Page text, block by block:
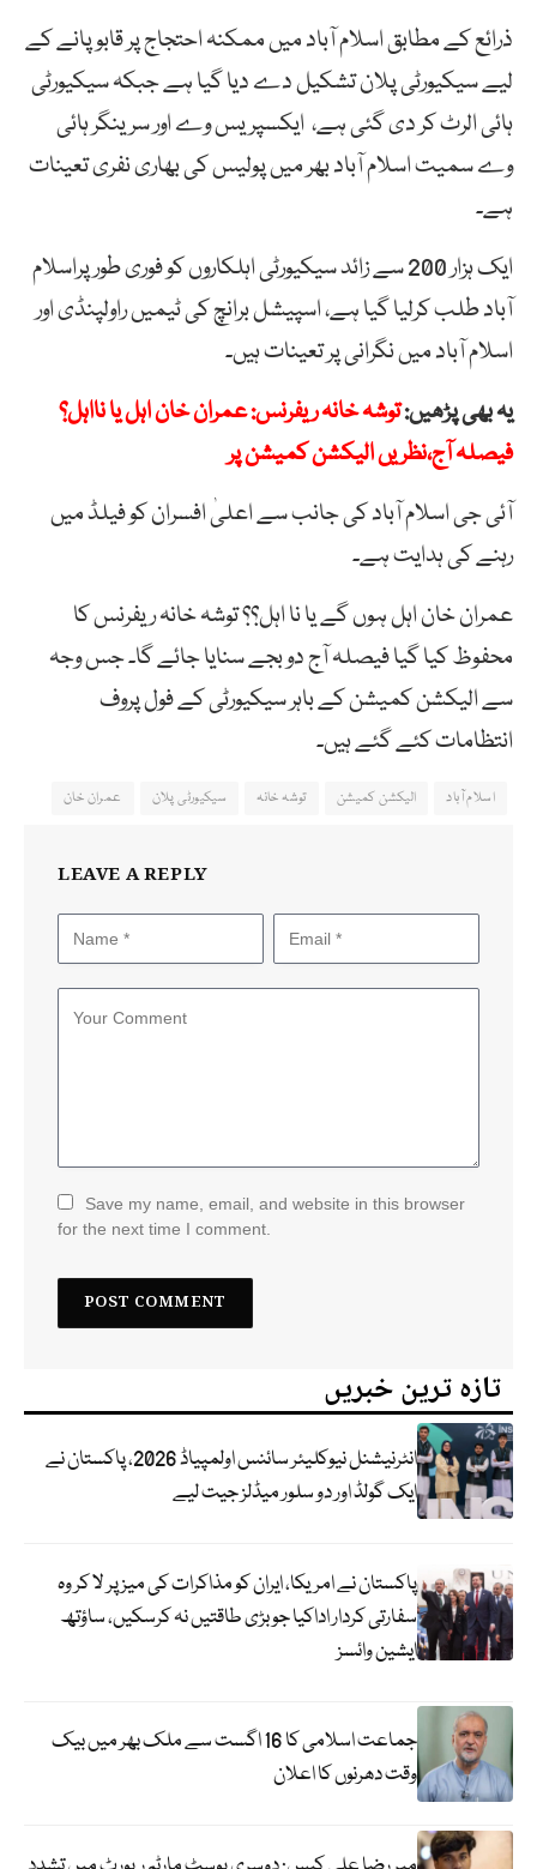
ذرائع کے مطابق اسلام آباد میں ممکنہ احتجاج پر قابو پانے کے
لیے سیکیورٹی پلان تشکیل دے دیا گیا ہے جبکہ سیکیورٹی
ہائی الرٹ کر دی گئی ہے، ایکسپریس وے اور سرینگر ہائی
وے سمیت اسلام آباد بھر میں پولیس کی بھاری نفری تعینات
ہے۔
ایک ہزار 200 سے زائد سیکیورٹی اہلکاروں کو فوری طور پراسلام
آباد طلب کرلیا گیا ہے، اسپیشل برانچ کی ٹیمیں راولپنڈی اور
اسلام آباد میں نگرانی پر تعینات ہیں۔
یہ بھی پڑھیں:توشہ خانہ ریفرنس: عمران خان اہل یا نااہل؟
فیصلہ آج،نظریں الیکشن کمیشن پر
آئی جی اسلام آباد کی جانب سے اعلیٰ افسران کو فیلڈ میں
رہنے کی ہدایت ہے۔
عمران خان اہل ہوں گے یا نا اہل؟؟ توشہ خانہ ریفرنس کا
محفوظ کیا گیا فیصلہ آج دو بجے سنایا جائے گا۔ جس وجہ
سے الیکشن کمیشن کے باہر سیکیورٹی کے فول پروف
انتظامات کئے گئے ہیں۔
اسلام آباد الیکشن کمیشن توشہ خانہ سیکیورٹی پلان عمران خان
LEAVE A REPLY
Save my name, email, and website in this browser
for the next time I comment.
تازہ ترین خبریں
انٹرنیشنل نیوکلیئر سائنس اولمپیاڈ 2026، پاکستان نے
ایک گولڈ اور دو سلور میڈلز جیت لیے
پاکستان نے امریکا، ایران کو مذاکرات کی میز پر لا کر وہ
سفارتی کردار اداکیا جو بڑی طاقتیں نہ کرسکیں، ساؤتھ
ایشین وائسز
جماعت اسلامی کا 16 اگست سے ملک بھر میں بیک
وقت دھرنوں کا اعلان